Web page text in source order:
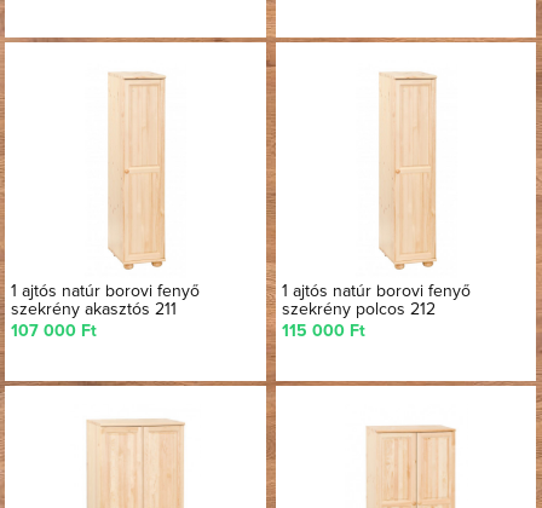
1 ajtós natúr borovi fenyő
szekrény akasztós 211
107 000 Ft
1 ajtós natúr borovi fenyő
szekrény polcos 212
115 000 Ft